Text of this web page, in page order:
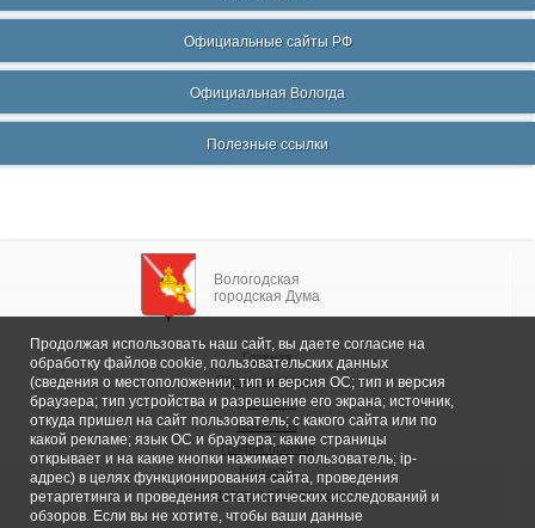
Официальные сайты РФ
Официальная Вологда
Полезные ссылки
Вологодская
городская Дума
Главная
Общие сведения
Депутаты
Комитеты
График приема
Контакты
Депутатские объединения
Продолжая использовать наш сайт, вы даете согласие на
обработку файлов cookie, пользовательских данных
(сведения о местоположении; тип и версия ОС; тип и версия
браузера; тип устройства и разрешение его экрана; источник,
откуда пришел на сайт пользователь; с какого сайта или по
какой рекламе; язык ОС и браузера; какие страницы
открывает и на какие кнопки нажимает пользователь; ip-
адрес) в целях функционирования сайта, проведения
ретаргетинга и проведения статистических исследований и
обзоров. Если вы не хотите, чтобы ваши данные